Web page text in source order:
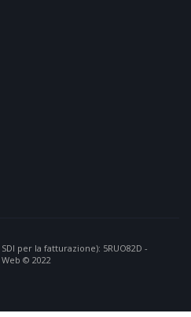
per la fatturazione): 5RUO82D -
© 2022